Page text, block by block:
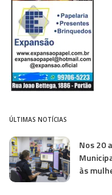
ÚLTIMAS NOTÍCIAS
Nos 20
às